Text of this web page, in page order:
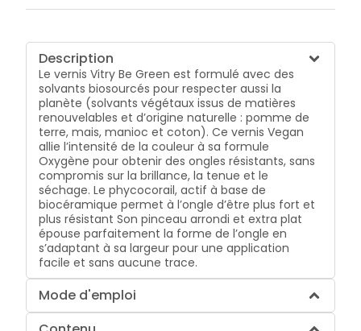
Description
Le vernis Vitry Be Green est formulé avec des
solvants biosourcés pour respecter aussi la
planète (solvants végétaux issus de matières
renouvelables et d’origine naturelle : pomme de
terre, mais, manioc et coton). Ce vernis Vegan
allie l’intensité de la couleur à sa formule
Oxygène pour obtenir des ongles résistants, sans
compromis sur la brillance, la tenue et le
séchage. Le phycocorail, actif à base de
biocéramique permet à l’ongle d’être plus fort et
plus résistant Son pinceau arrondi et extra plat
épouse parfaitement la forme de l’ongle en
s’adaptant à sa largeur pour une application
facile et sans aucune trace.
Mode d'emploi